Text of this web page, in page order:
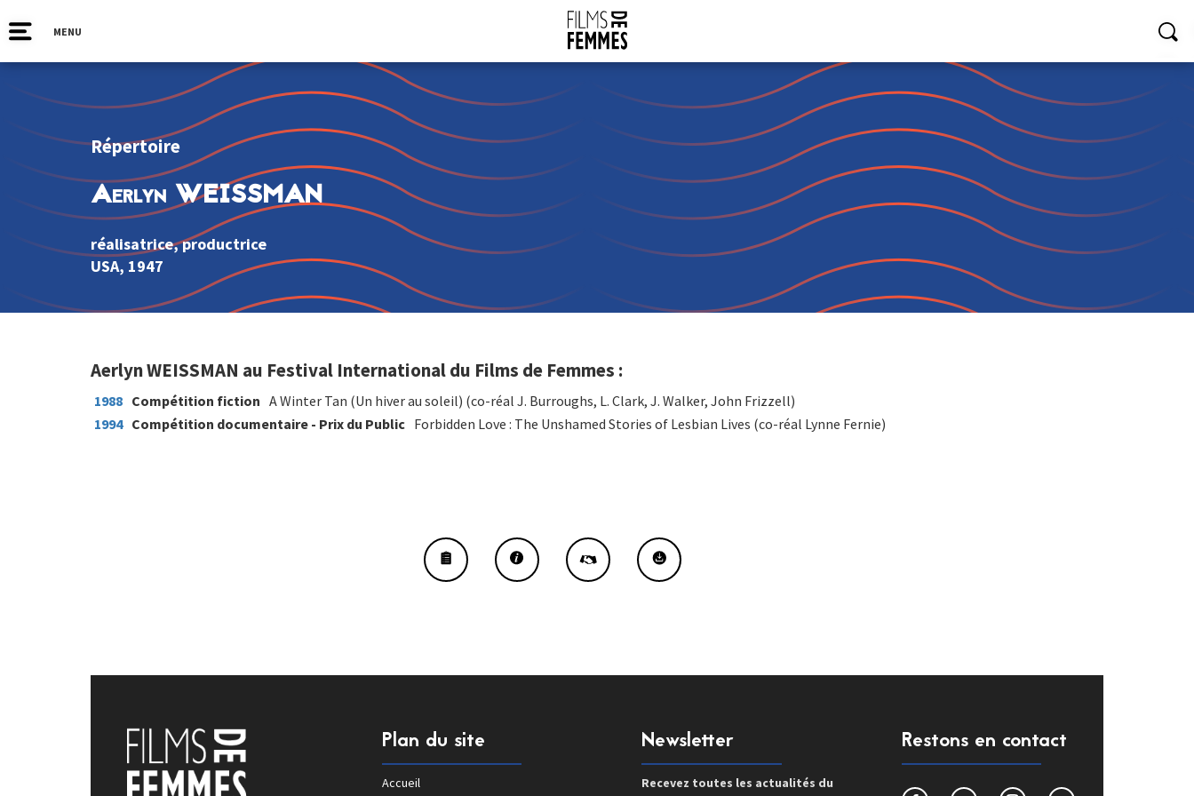
MENU
Répertoire
Aerlyn WEISSMAN
réalisatrice, productrice
USA, 1947
Aerlyn WEISSMAN au Festival International du Films de Femmes :
1988 Compétition fiction A Winter Tan (Un hiver au soleil) (co-réal J. Burroughs, L. Clark, J. Walker, John Frizzell)
1994 Compétition documentaire - Prix du Public Forbidden Love : The Unshamed Stories of Lesbian Lives (co-réal Lynne Fernie)
Plan du site
Accueil
Newsletter
Recevez toutes les actualités du
Restons en contact